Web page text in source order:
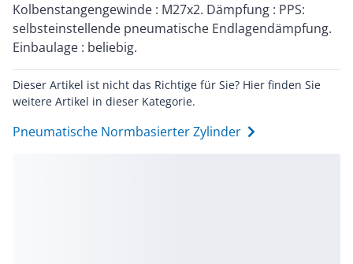
Kolbenstangengewinde : M27x2. Dämpfung : PPS:
selbsteinstellende pneumatische Endlagendämpfung.
Einbaulage : beliebig.
Dieser Artikel ist nicht das Richtige für Sie? Hier finden Sie
weitere Artikel in dieser Kategorie.
Pneumatische Normbasierter Zylinder